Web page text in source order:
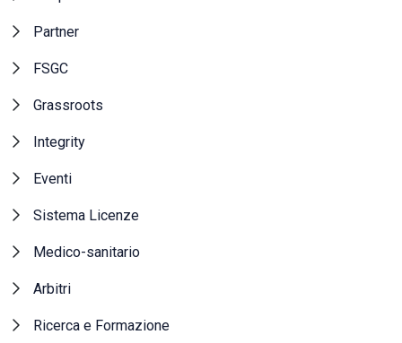
Partner
FSGC
Grassroots
Integrity
Eventi
Sistema Licenze
Medico-sanitario
Arbitri
Ricerca e Formazione